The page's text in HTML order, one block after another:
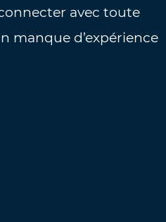
avec toute
manque d’expérience